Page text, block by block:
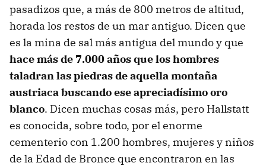
pasadizos que, a más de 800 metros de altitud,
horada los restos de un mar antiguo. Dicen que
es la mina de sal más antigua del mundo y que
hace más de 7.000 años que los hombres
taladran las piedras de aquella montaña
austriaca buscando ese apreciadísimo oro
blanco. Dicen muchas cosas más, pero Hallstatt
es conocida, sobre todo, por el enorme
cementerio con 1.200 hombres, mujeres y niños
de la Edad de Bronce que encontraron en las